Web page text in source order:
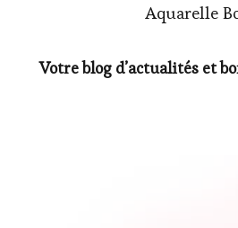
Aquarelle
Votre blog d’actualités et